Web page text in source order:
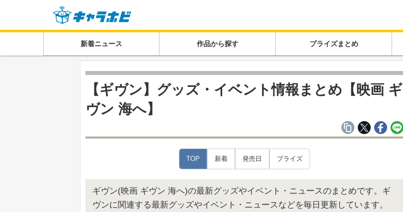
新着ニュース 作品から探す プライズまとめ
【ギヴン】グッズ・イベント情報まとめ【映画 ギ
ヴン 海へ】
TOP 新着 発売日 プライズ
ギヴン(映画 ギヴン 海へ)の最新グッズやイベント・ニュースのまとめです。ギ
ヴンに関連する最新グッズやイベント・ニュースなどを毎日更新しています。